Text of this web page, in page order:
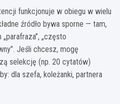
funkcjonuje w obiegu w wielu
źródło bywa sporne — tam,
„często
Jeśli chcesz, mogę
selekcję (np. 20 cytatów)
dla szefa, koleżanki, partnera